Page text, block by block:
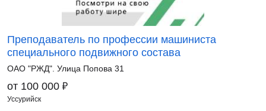
Преподаватель по профессии машиниста
специального подвижного состава
ОАО "РЖД". Улица Попова 31
от 100 000 ₽
Уссурийск